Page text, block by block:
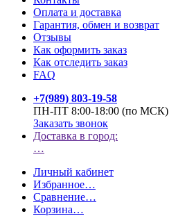
Оплата и доставка
Гарантия, обмен и возврат
Отзывы
Как оформить заказ
Как отследить заказ
FAQ
+7(989) 803-19-58
ПН-ПТ 8:00-18:00 (по МСК)
Заказать звонок
Доставка в город:
…
Личный кабинет
Избранное…
Сравнение…
Корзина…